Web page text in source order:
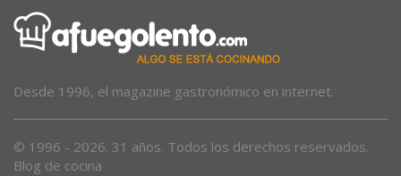
Desde 1996, el magazine gastronómico en internet.
© 1996 - 2026. 31 años. Todos los derechos reservados.
Blog de cocina